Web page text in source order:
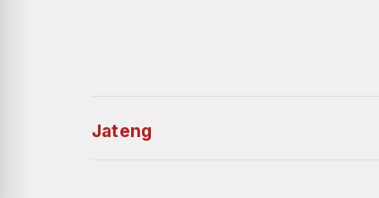
Jateng